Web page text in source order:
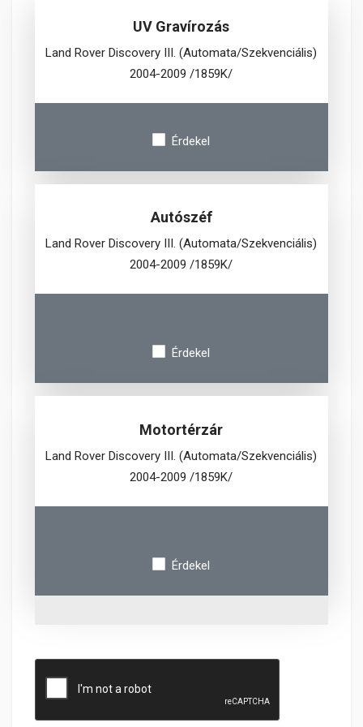
UV Gravírozás
Land Rover Discovery III. (Automata/Szekvenciális)
2004-2009 /1859K/
Érdekel
Autószéf
Land Rover Discovery III. (Automata/Szekvenciális)
2004-2009 /1859K/
Érdekel
Motortérzár
Land Rover Discovery III. (Automata/Szekvenciális)
2004-2009 /1859K/
Érdekel